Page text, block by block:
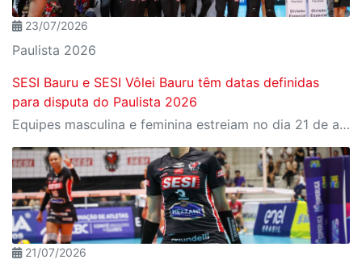
23/07/2026
Paulista 2026
SESI Bauru e SESI Vôlei Bauru têm datas definidas
para disputa do Paulista 2026
Equipes masculina e feminina estreiam no dia 21 de agosto, sexta-feira
21/07/2026